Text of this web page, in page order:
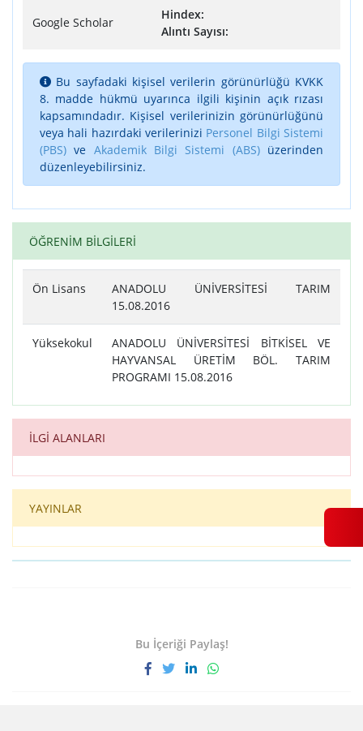
Google Scholar
Hindex:
Alıntı Sayısı:
Bu sayfadaki kişisel verilerin görünürlüğü KVKK
8. madde hükmü uyarınca ilgili kişinin açık rızası
kapsamındadır. Kişisel verilerinizin görünürlüğünü
veya hali hazırdaki verilerinizi Personel Bilgi Sistemi
(PBS) ve Akademik Bilgi Sistemi (ABS)üzerinden
düzenleyebilirsiniz.
ÖĞRENİM BİLGİLERİ
Ön Lisans
ANADOLU ÜNİVERSİTESİ TARIM
15.08.2016
Yüksekokul
ANADOLU ÜNİVERSİTESİ BİTKİSEL VE
HAYVANSAL ÜRETİM BÖL. TARIM
PROGRAMI 15.08.2016
İLGİ ALANLARI
YAYINLAR
Bu İçeriği Paylaş!